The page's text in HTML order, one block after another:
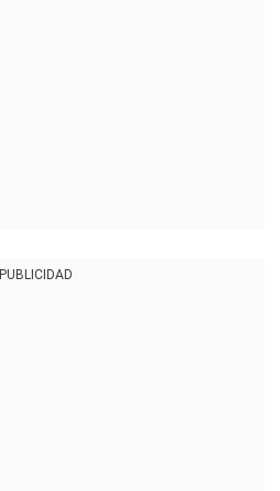
PUBLICIDAD